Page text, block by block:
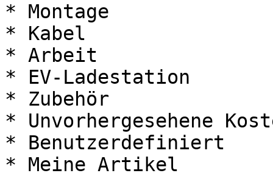
* Montage
* Kabel
* Arbeit
* EV-Ladestation
* Zubehör
* Unvorhergesehene
* Benutzerdefiniert
* Meine Artikel